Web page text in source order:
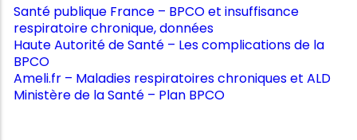
Santé publique France – BPCO et insuffisance
respiratoire chronique, données
Haute Autorité de Santé – Les complications de la
BPCO
Ameli.fr – Maladies respiratoires chroniques et ALD
Ministère de la Santé – Plan BPCO